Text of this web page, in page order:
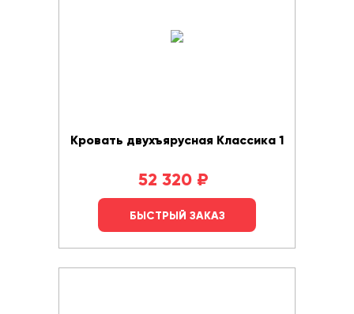
Кровать двухъярусная Классика 1
52 320 ₽
БЫСТРЫЙ ЗАКАЗ